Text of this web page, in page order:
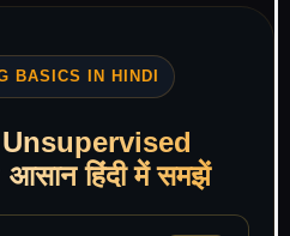
BASICS IN HINDI
हिंदी में समझें